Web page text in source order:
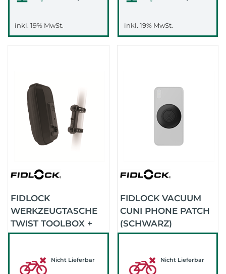
inkl. 19% MwSt. inkl. 19% MwSt.
FIDLOCK
WERKZEUGTASCHE
TWIST TOOLBOX +
UNI BASE
Nicht Lieferbar
FIDLOCK VACUUM
CUNI PHONE PATCH
(SCHWARZ)
Nicht Lieferbar